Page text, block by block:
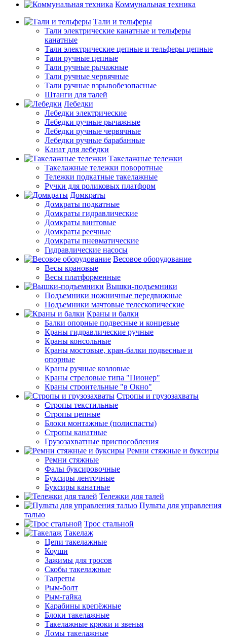
Коммунальная техника
Тали и тельферы
Тали электрические канатные и тельферы
канатные
Тали электрические цепные и тельферы цепные
Тали ручные цепные
Тали ручные рычажные
Тали ручные червячные
Тали ручные взрывобезопасные
Штанги для талей
Лебедки
Лебедки электрические
Лебедки ручные рычажные
Лебедки ручные червячные
Лебедки ручные барабанные
Канат для лебедки
Такелажные тележки
Такелажные тележки поворотные
Тележки подкатные такелажные
Ручки для роликовых платформ
Домкраты
Домкраты подкатные
Домкраты гидравлические
Домкраты винтовые
Домкраты реечные
Домкраты пневматические
Гидравлические насосы
Весовое оборудование
Весы крановые
Весы платформенные
Вышки-подъемники
Подъемники ножничные передвижные
Подъемники мачтовые телескопические
Краны и балки
Балки опорные подвесные и концевые
Краны гидравлические ручные
Краны консольные
Краны мостовые, кран-балки подвесные и
опорные
Краны ручные козловые
Краны стреловые типа "Пионер"
Краны строительные "в Окно"
Стропы и грузозахваты
Стропы текстильные
Стропы цепные
Блоки монтажные (полиспасты)
Стропы канатные
Грузозахватные приспособления
Ремни стяжные и буксиры
Ремни стяжные
Фалы буксировочные
Буксиры ленточные
Буксиры канатные
Тележки для талей
Пульты для управления
талью
Трос стальной
Такелаж
Цепи такелажные
Коуши
Зажимы для тросов
Скобы такелажные
Талрепы
Рым-болт
Рым-гайка
Карабины крепёжные
Блоки такелажные
Такелажные крюки и звенья
Ломы такелажные